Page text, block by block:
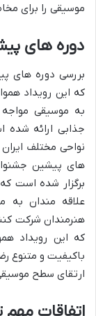
موسیقی را برای
دوره های
بررسی دوره های
که این رویداد
به موسیقی
جذابی ارائه
نواحی مختلف
های پیشین
برگزار شده است
علاقه مندان به
هنرمندان شرکت
که این رویداد
باکیفیت و متنوع
ارتقای سطح
اتفاقات مهم